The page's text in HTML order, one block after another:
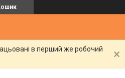
в перший же робочий